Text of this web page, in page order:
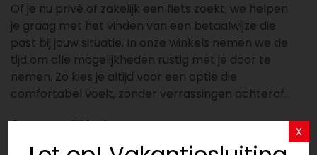
Of je nu privé of zakelijk een fiets zoekt, we helpen
je graag met het vinden van een betaalwijze die
past bij jouw situatie. In onze winkels nemen we de
tijd om alle mogelijkheden rustig met je door te
nemen. Zo kies je altijd voor een optie die
comfortabel voelt, zonder verrassingen achteraf.
Onze mogelijkheden: X